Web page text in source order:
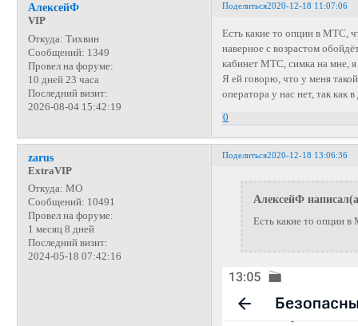
Поделиться2020-12-18 11:07:06
АлексейФ
VIP
Откуда: Тихвин
Сообщений: 1349
Провел на форуме:
10 дней 23 часа
Последний визит:
2026-08-04 15:42:19
Есть какие то опции в МТС,
наверное с возрастом
кабинет МТС, симка на мне, я
Я ей говорю, что у меня
оператора у нас нет, так как
0
Поделиться2020-12-18 13:06:36
zarus
ExtraVIP
Откуда: МО
Сообщений: 10491
Провел на форуме:
1 месяц 8 дней
Последний визит:
2024-05-18 07:42:16
АлексейФ
Есть какие то опции